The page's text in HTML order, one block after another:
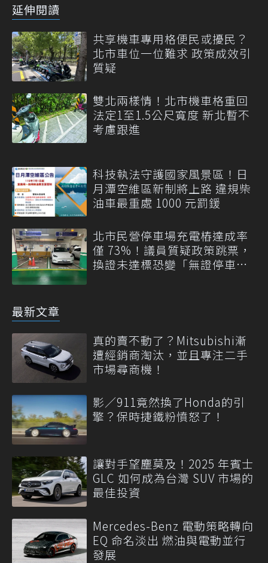
延伸閱讀
共享機車專用格便民或擾民？
北市車位一位難求 政策成效引
質疑
雙北兩樣情！北市機車格重回
法定1至1.5公尺寬度 新北暫不
考慮跟進
科技執法守護國家風景區！日
月潭空維區新制將上路 違規柴
油車最重處 1000 元罰鍰
北市民營停車場充電樁達成率
僅 73%！議員質疑政策跳票，
換證未達標恐變「無證停車
最新文章
真的賣不動了？Mitsubishi漸
遭經銷商淘汰，並且專注二手
市場尋商機！
影／911竟然換了Honda的引
擎？保時捷鐵粉憤怒了！
讓對手望塵莫及！2025 年賓士
GLC 如何成為台灣 SUV 市場的
最佳投資
Mercedes-Benz 電動策略轉向
EQ 命名淡出 燃油與電動並行
發展